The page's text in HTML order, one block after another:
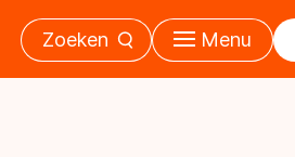
Zoeken Menu